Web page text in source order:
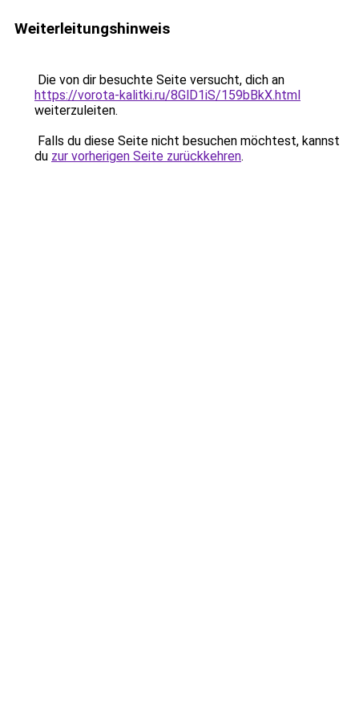
Weiterleitungshinweis
Die von dir besuchte Seite versucht, dich an
https://vorota-kalitki.ru/8GlD1iS/159bBkX.html
weiterzuleiten.
Falls du diese Seite nicht besuchen möchtest, kannst
du zur vorherigen Seite zurückkehren.